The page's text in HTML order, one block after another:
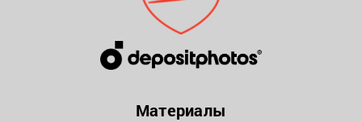
Материалы